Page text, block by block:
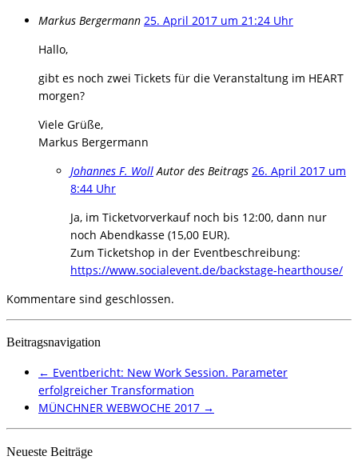
Markus Bergermann 25. April 2017 um 21:24 Uhr
Hallo,
gibt es noch zwei Tickets für die Veranstaltung im HEART
morgen?
Viele Grüße,
Markus Bergermann
Johannes F. Woll Autor des Beitrags 26. April 2017 um
8:44 Uhr
Ja, im Ticketvorverkauf noch bis 12:00, dann nur
noch Abendkasse (15,00 EUR).
Zum Ticketshop in der Eventbeschreibung:
https://www.socialevent.de/backstage-hearthouse/
Kommentare sind geschlossen.
Beitragsnavigation
← Eventbericht: New Work Session. Parameter
erfolgreicher Transformation
MÜNCHNER WEBWOCHE 2017 →
Neueste Beiträge